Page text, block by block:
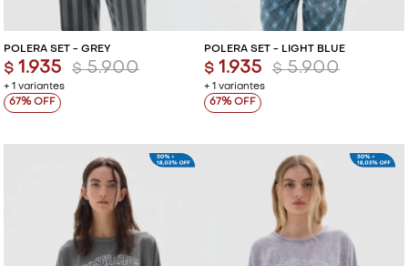
POLERA SET - GREY
+ 1 variantes
$ 1.935 $ 5.900
67
POLERA SET - LIGHT BLUE
+ 1 variantes
$ 1.935 $ 5.900
67